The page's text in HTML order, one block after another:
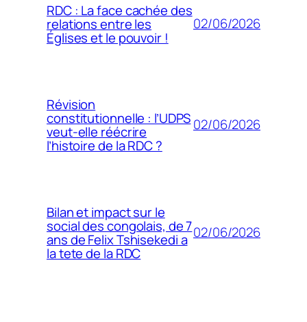
RDC : La face cachée des
relations entre les
Églises et le pouvoir !
02/06/2026
Révision
constitutionnelle : l’UDPS
veut-elle réécrire
l’histoire de la RDC ?
02/06/2026
Bilan et impact sur le
social des congolais, de 7
ans de Felix Tshisekedi a
la tete de la RDC
02/06/2026